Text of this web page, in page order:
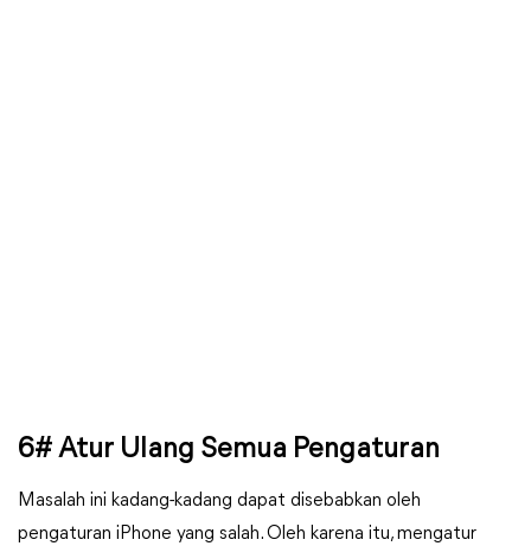
6# Atur Ulang Semua Pengaturan
Masalah ini kadang-kadang dapat disebabkan oleh
pengaturan iPhone yang salah. Oleh karena itu, mengatur